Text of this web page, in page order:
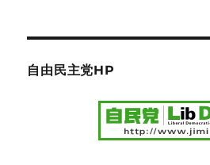
自由民主党HP